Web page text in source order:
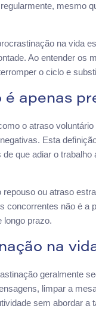
mesmo
na vida
Ao entender os
o ciclo e
é apenas
o atraso
Esta
que adiar o
ou atraso
concorrentes não é
longo prazo.
na
geralmente
limpar a
sem abordar a